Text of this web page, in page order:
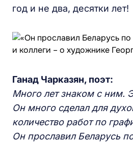
год и не два, десятки лет!
Ганад Чарказян, поэт:
Много лет знаком с ним.
Он много сделал для
количество работ по
Он прославил Беларусь